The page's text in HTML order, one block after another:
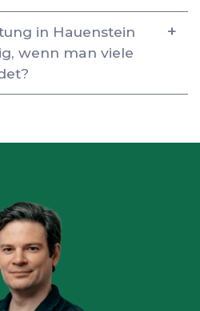
in Hauenstein
wenn man viele